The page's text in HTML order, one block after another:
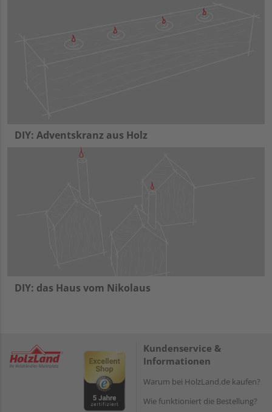
DIY: Adventskranz aus Holz
DIY: das Haus vom Nikolaus
Kundenservice &
Informationen
Warum bei HolzLand.de kaufen?
Wie funktioniert die Bestellung?